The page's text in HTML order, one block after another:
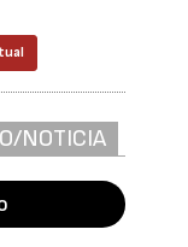
NOTICIA